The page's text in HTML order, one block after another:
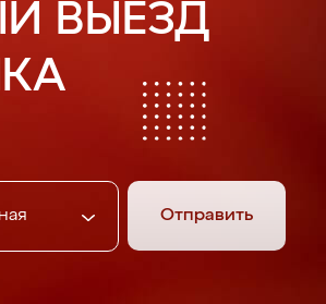
ВЫЕЗД
Отправить